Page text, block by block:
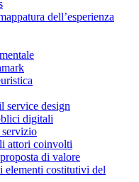
dell’esperienza
service design
digitali
attori coinvolti
di valore
elementi costitutivi del